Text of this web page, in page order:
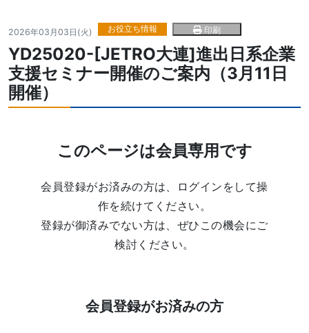
2026年03月03日(火) お役立ち情報 印刷
YD25020-[JETRO大連]進出日系企業
支援セミナー開催のご案内（3月11日
開催）
このページは会員専用です
会員登録がお済みの方は、ログインをして操
作を続けてください。
登録が御済みでない方は、ぜひこの機会にご
検討ください。
会員登録がお済みの方